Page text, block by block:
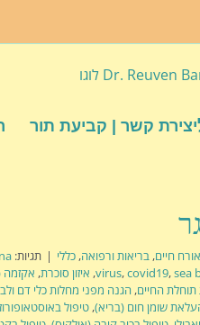
קשר | קביעת תור
אורח חיים, בריאות ורפואה, כללי | תגיות:
virus,covid19,sea
, איזון סוכרת, אקזמה
החיים, הגנה מפני מחלות כלי דם ולב
שומן חום (בריא), טיפול